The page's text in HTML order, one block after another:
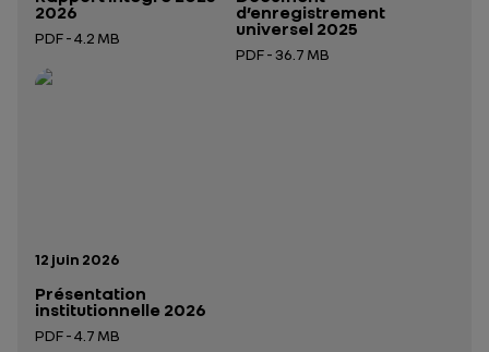
2026
PDF - 4.2 MB
Ouverture dans un nouvel onglet
d’enregistrement
universel 2025
PDF - 36.7 MB
Date de publication:
12 juin 2026
Présentation
institutionnelle 2026
PDF - 4.7 MB